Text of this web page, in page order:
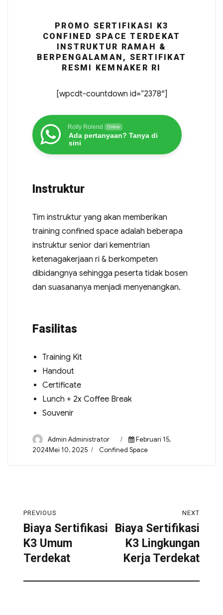
PROMO SERTIFIKASI K3
CONFINED SPACE TERDEKAT
INSTRUKTUR RAMAH &
BERPENGALAMAN, SERTIFIKAT
RESMI KEMNAKER RI
[wpcdt-countdown id=”2378″]
Rolly Rolend Online
Ada pertanyaan? Tanya di
sini
Instruktur
Tim instruktur yang akan memberikan
training confined space adalah beberapa
instruktur senior dari kementrian
ketenagakerjaan ri & berkompeten
dibidangnya sehingga peserta tidak bosen
dan suasananya menjadi menyenangkan.
Fasilitas
Training Kit
Handout
Certificate
Lunch + 2x Coffee Break
Souvenir
Admin Administrator
Februari 15,
2024Mei 10, 2025
Confined Space
PREVIOUS
Biaya Sertifikasi
K3 Umum
Terdekat
NEXT
Biaya Sertifikasi
K3 Lingkungan
Kerja Terdekat